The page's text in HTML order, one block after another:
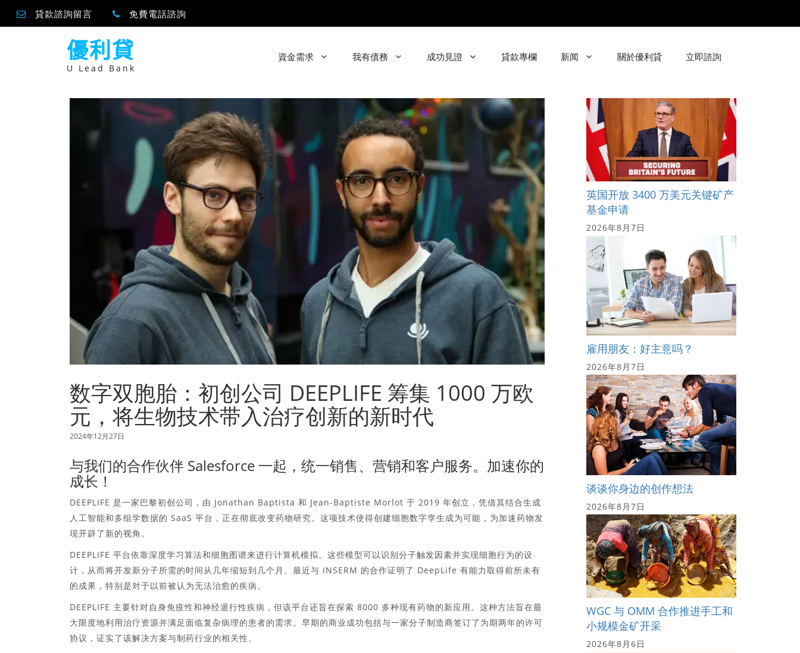
貸款諮詢留言 免費電話諮詢
優利貸
U Lead Bank
資金需求 我有債務 成功見證 貸款專欄 新闻 關於優利貸 立即諮詢
数字双胞胎：初创公司 DEEPLIFE 筹集 1000 万欧
元，将生物技术带入治疗创新的新时代
2024年12月27日
与我们的合作伙伴 Salesforce 一起，统一销售、营销和客户服务。加速你的
成长！
DEEPLIFE 是一家巴黎初创公司，由 Jonathan Baptista 和 Jean-Baptiste Morlot 于 2019 年创立，凭借其结合生成
人工智能和多组学数据的 SaaS 平台，正在彻底改变药物研究。这项技术使得创建细胞数字孪生成为可能，为加速药物发
现开辟了新的视角。
DEEPLIFE 平台依靠深度学习算法和细胞图谱来进行计算机模拟。这些模型可以识别分子触发因素并实现细胞行为的设
计，从而将开发新分子所需的时间从几年缩短到几个月。最近与 INSERM 的合作证明了 DeepLife 有能力取得前所未有
的成果，特别是对于以前被认为无法治愈的疾病。
DEEPLIFE 主要针对自身免疫性和神经退行性疾病，但该平台还旨在探索 8000 多种现有药物的新应用。这种方法旨在最
大限度地利用治疗资源并满足面临复杂病理的患者的需求。早期的商业成功包括与一家分子制造商签订了为期两年的许可
协议，证实了该解决方案与制药行业的相关性。
英国开放 3400 万美元关键矿产
基金申请
2026年8月7日
雇用朋友：好主意吗？
2026年8月7日
谈谈你身边的创作想法
2026年8月7日
WGC 与 OMM 合作推进手工和
小规模金矿开采
2026年8月6日